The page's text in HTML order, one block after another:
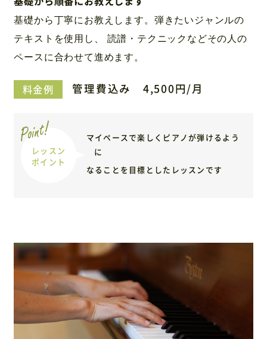
基礎から丁寧にお教えします。弾きたいジャンルの
テキストを使用し、
読譜・テクニックなどその人の
ペースに合わせて進めます。
料金例 管理費込み 4,500円/月
レッスン
ポイント
マイペースで楽しくピアノが弾けるよう
に
なることを目標としたレッスンです